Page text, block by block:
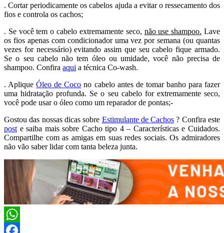
. Cortar periodicamente os cabelos ajuda a evitar o ressecamento dos
fios e controla os cachos;
. Se você tem o cabelo extremamente seco, não use shampoo. Lave
os fios apenas com condicionador uma vez por semana (ou quantas
vezes for necessário) evitando assim que seu cabelo fique armado.
Se o seu cabelo não tem óleo ou umidade, você não precisa de
shampoo. Confira aqui a técnica Co-wash.
. ApliqueÓleo de Coco no cabelo antes de tomar banho para fazer
uma hidratação profunda. Se o seu cabelo for extremamente seco,
você pode usar o óleo como um reparador de pontas;-
Gostou das nossas dicas sobre Estimulante de Cachos ? Confira este
post e saiba mais sobre Cacho tipo 4 – Características e Cuidados.
Compartilhe com as amigas em suas redes sociais. Os admiradores
não vão saber lidar com tanta beleza junta.
WhatsApp